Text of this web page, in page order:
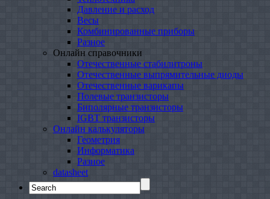
Давление и расход
Весы
Комбинированные приборы
Разное
Онлайн справочники
Отечественные стабилитроны
Отечественные выпрямительные диоды
Отечественные варикапы
Полевые транзисторы
Биполярные транзисторы
IGBT транзисторы
Онлайн калькуляторы
Геометрия
Информатика
Разное
datasheet
Search
for: